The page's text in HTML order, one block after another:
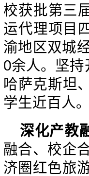
校获批第三
运代理项目
渝地区双城
0余人。坚
哈萨克斯坦
学生近百人
深化产教
融合、校企
济圈红色旅